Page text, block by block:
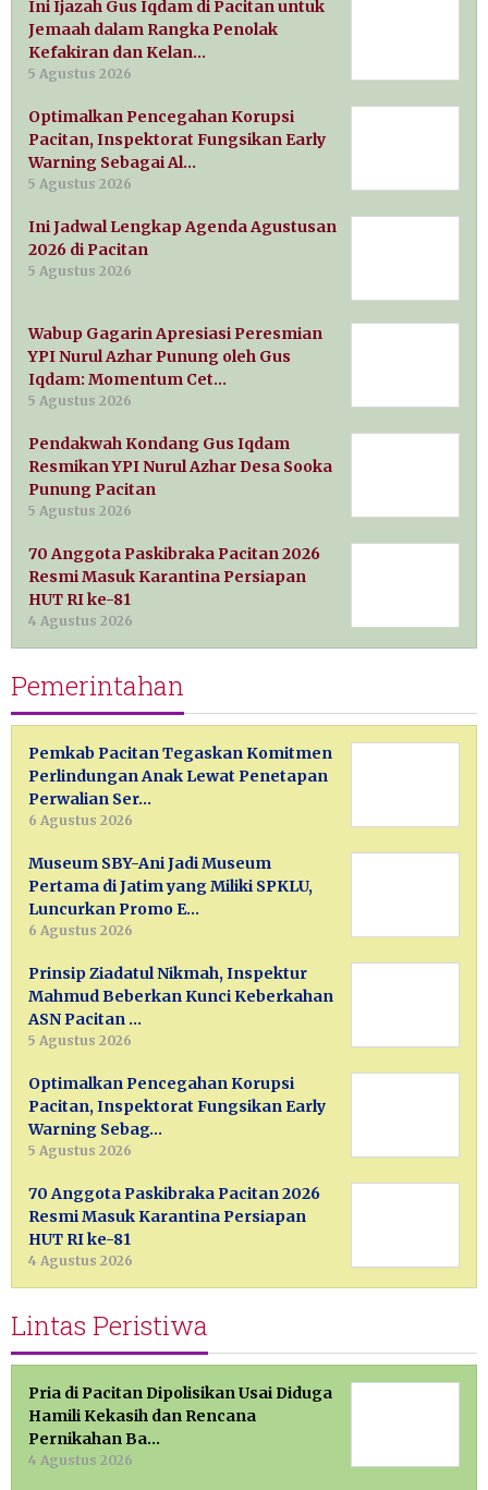
Ini Ijazah Gus Iqdam di Pacitan untuk
Jemaah dalam Rangka Penolak
Kefakiran dan Kelan…
5 Agustus 2026
Optimalkan Pencegahan Korupsi
Pacitan, Inspektorat Fungsikan Early
Warning Sebagai Al…
5 Agustus 2026
Ini Jadwal Lengkap Agenda Agustusan
2026 di Pacitan
5 Agustus 2026
Wabup Gagarin Apresiasi Peresmian
YPI Nurul Azhar Punung oleh Gus
Iqdam: Momentum Cet…
5 Agustus 2026
Pendakwah Kondang Gus Iqdam
Resmikan YPI Nurul Azhar Desa Sooka
Punung Pacitan
5 Agustus 2026
70 Anggota Paskibraka Pacitan 2026
Resmi Masuk Karantina Persiapan
HUT RI ke-81
4 Agustus 2026
Pemerintahan
Pemkab Pacitan Tegaskan Komitmen
Perlindungan Anak Lewat Penetapan
Perwalian Ser…
6 Agustus 2026
Museum SBY-Ani Jadi Museum
Pertama di Jatim yang Miliki SPKLU,
Luncurkan Promo E…
6 Agustus 2026
Prinsip Ziadatul Nikmah, Inspektur
Mahmud Beberkan Kunci Keberkahan
ASN Pacitan …
5 Agustus 2026
Optimalkan Pencegahan Korupsi
Pacitan, Inspektorat Fungsikan Early
Warning Sebag…
5 Agustus 2026
70 Anggota Paskibraka Pacitan 2026
Resmi Masuk Karantina Persiapan
HUT RI ke-81
4 Agustus 2026
Lintas Peristiwa
Pria di Pacitan Dipolisikan Usai Diduga
Hamili Kekasih dan Rencana
Pernikahan Ba…
4 Agustus 2026